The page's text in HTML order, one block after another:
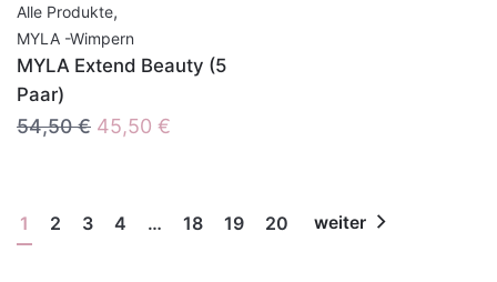
Alle Produkte,
MYLA -Wimpern
MYLA Extend Beauty (5
Paar)
54,50€ Ursprünglicher
54,50 €
45,50 €
45,50 €.
1 2 3 4 … 18 19 20 weiter